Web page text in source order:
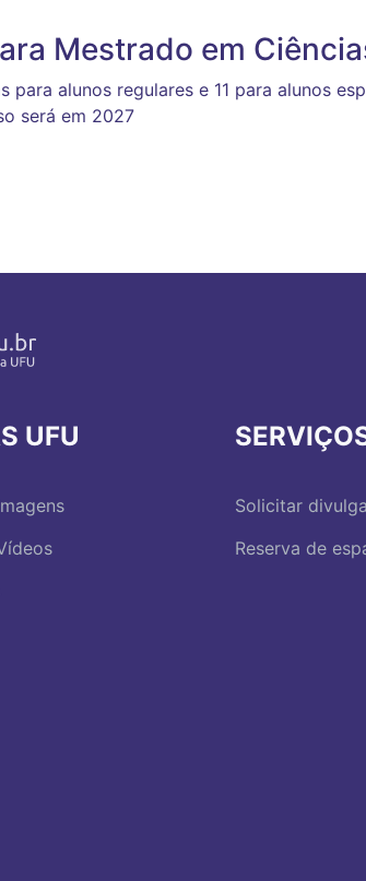
Mestrado em
para alunos regulares e 11 para alunos
será em 2027
UFU
Solicitar
Reserva de